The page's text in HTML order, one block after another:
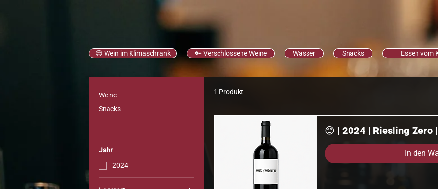
😊 Wein im Klimaschrank 🔑 Verschlossene Weine Wasser Snacks Essen vom
Weine
Snacks
Jahr
2024
1 Produkt
😊 | 2024 | Riesling Zero
In den